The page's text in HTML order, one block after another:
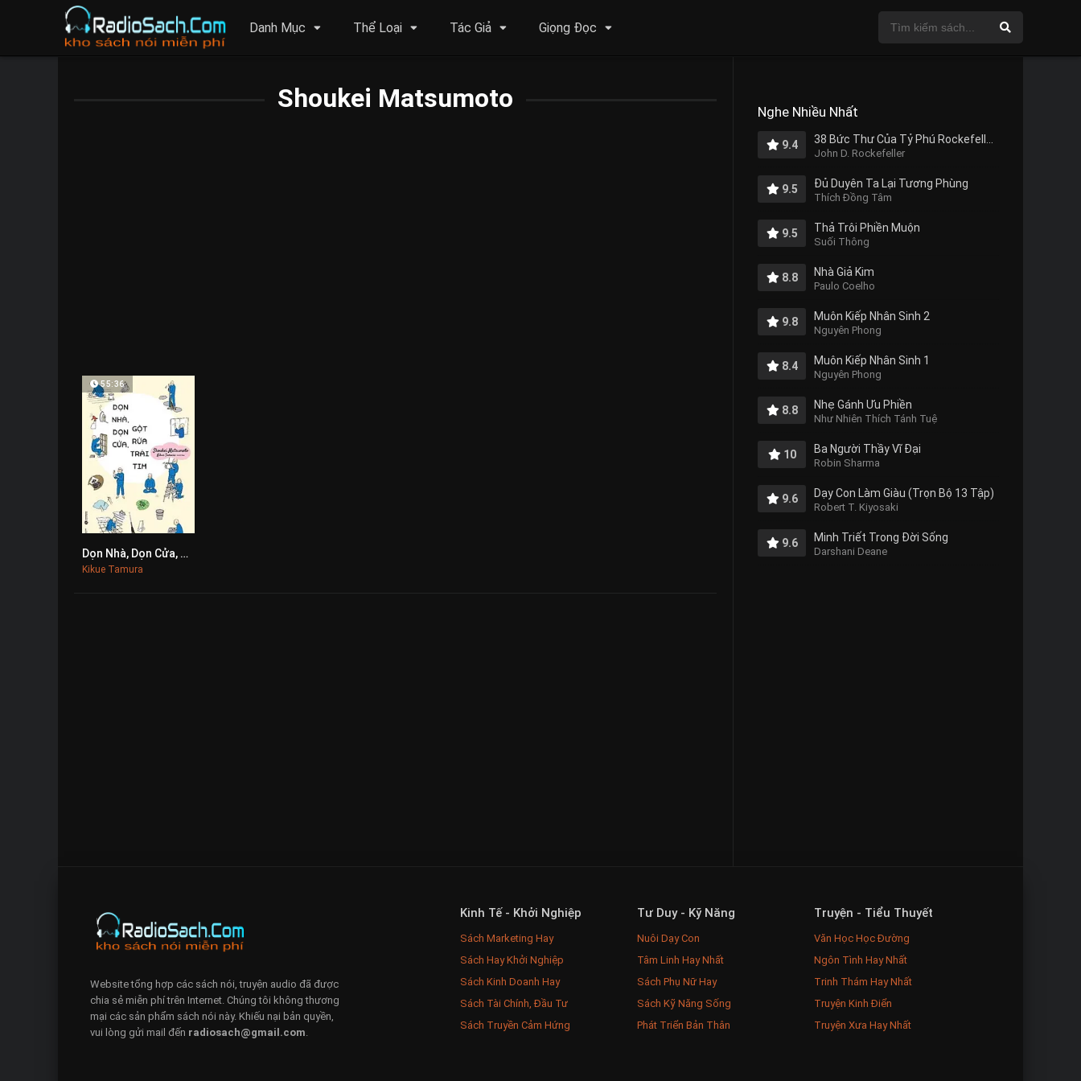
Danh Mục Thể Loại Tác Giả Giọng Đọc
Shoukei Matsumoto
0
55:36
Dọn Nhà, Dọn Cửa, Gột Rửa Trái Tim
Kikue Tamura
Nghe Nhiều Nhất
9.4
John D. Rockefeller
9.5 Đủ Duyên Ta Lại Tương Phùng
Thích Đồng Tâm
9.5 Thả Trôi Phiền Muộn
Suối Thông
8.8 Nhà Giả Kim
Paulo Coelho
9.8 Muôn Kiếp Nhân Sinh 2
Nguyên Phong
8.4 Muôn Kiếp Nhân Sinh 1
Nguyên Phong
8.8 Nhẹ Gánh Ưu Phiền
Như Nhiên Thích Tánh Tuệ
10 Ba Người Thầy Vĩ Đại
Robin Sharma
9.6 Dạy Con Làm Giàu (Trọn Bộ 13 Tập)
Robert T. Kiyosaki
9.6 Minh Triết Trong Đời Sống
Darshani Deane
Kinh Tế - Khởi Nghiệp
Sách Marketing Hay
Sách Hay Khởi Nghiệp
Sách Kinh Doanh Hay
Sách Tài Chính, Đầu Tư
Sách Truyền Cảm Hứng
Tư Duy - Kỹ Năng
Nuôi Dạy Con
Tâm Linh Hay Nhất
Sách Phụ Nữ Hay
Sách Kỹ Năng Sống
Phát Triển Bản Thân
Truyện - Tiểu Thuyết
Văn Học Học Đường
Ngôn Tình Hay Nhất
Trinh Thám Hay Nhất
Truyện Kinh Điển
Truyện Xưa Hay Nhất
Website tổng hợp các sách nói, truyện audio đã được
chia sẻ miễn phí trên Internet. Chúng tôi không thương
mại các sản phẩm sách nói này. Khiếu nại bản quyền,
vui lòng gửi mail đến radiosach@gmail.com